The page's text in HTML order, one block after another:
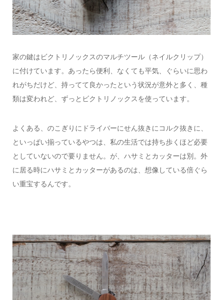
家の鍵はビクトリノックスのマルチツール（ネイルクリップ）
に付けています。あったら便利、なくても平気、ぐらいに思わ
れがちだけど、持ってて良かったという状況が意外と多く、種
類は変われど、ずっとビクトリノックスを使っています。
よくある、のこぎりにドライバーにせん抜きにコルク抜きに、
といっぱい揃っているやつは、私の生活では持ち歩くほど必要
としていないので要りません。が、ハサミとカッターは別。外
に居る時にハサミとカッターがあるのは、想像している倍ぐら
い重宝するんです。